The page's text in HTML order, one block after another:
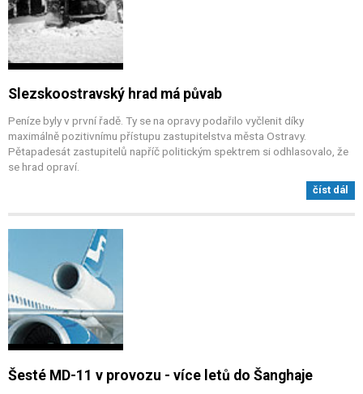
Slezskoostravský hrad má půvab
Peníze byly v první řadě. Ty se na opravy podařilo vyčlenit díky
maximálně pozitivnímu přístupu zastupitelstva města Ostravy.
Pětapadesát zastupitelů napříč politickým spektrem si odhlasovalo, že
se hrad opraví.
číst dál
Šesté MD-11 v provozu - více letů do Šanghaje